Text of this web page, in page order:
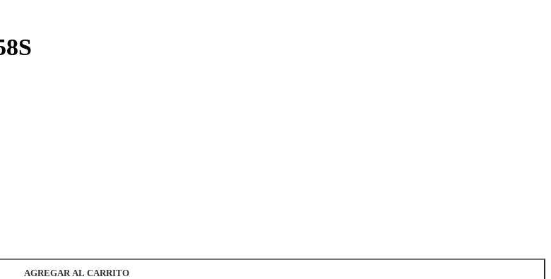
AGREGAR AL CARRITO